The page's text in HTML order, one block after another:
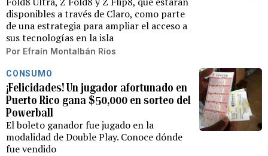
disponibles a través de Claro, como parte
de una estrategia para ampliar el acceso a
sus tecnologías en la isla
Por Efraín Montalbán Ríos
CONSUMO
¡Felicidades! Un jugador afortunado en
Puerto Rico gana $50,000 en sorteo del
Powerball
El boleto ganador fue jugado en la
modalidad de Double Play. Conoce dónde
fue vendido